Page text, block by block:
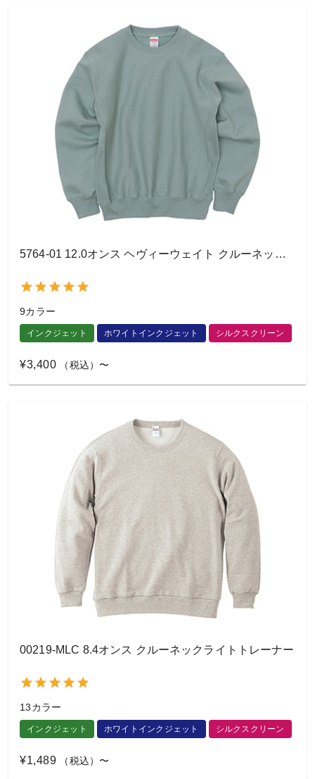
5764-01 12.0オンス ヘヴィーウェイト クルーネック スウェット
9カラー
インクジェット ホワイトインクジェット シルクスクリーン
¥3,400 （税込）〜
00219-MLC 8.4オンス クルーネックライトトレーナー
13カラー
インクジェット ホワイトインクジェット シルクスクリーン
¥1,489 （税込）〜